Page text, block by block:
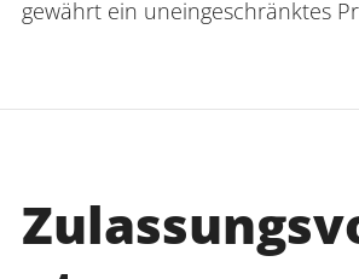
gewährt ein uneingeschränktes